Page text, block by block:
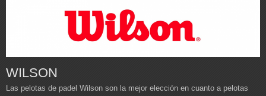
WILSON
Las pelotas de padel Wilson son la mejor elección en cuanto a pelotas